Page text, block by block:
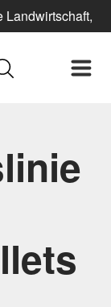
Landwirtschaft,